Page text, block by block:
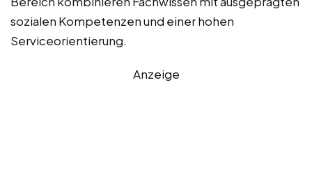
sozialen Kompetenzen und einer hohen
Serviceorientierung.
Anzeige